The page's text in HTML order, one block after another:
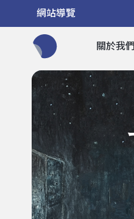
網站導覽
關於我們